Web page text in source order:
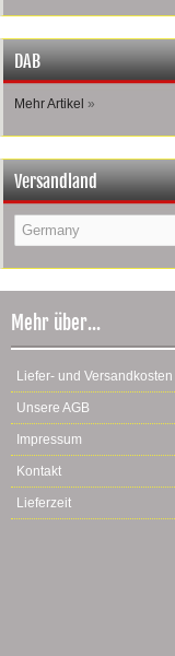
DAB
Mehr Artikel »
Versandland
Mehr über...
Liefer- und Versandkosten
Unsere AGB
Impressum
Kontakt
Lieferzeit